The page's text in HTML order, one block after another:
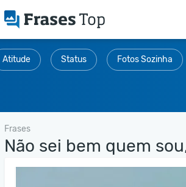
Atitude Status Fotos Sozinha
Frases
Não sei bem quem